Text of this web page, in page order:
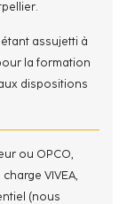
assujetti à
la formation
dispositions
ou OPCO,
VIVEA,
(nous